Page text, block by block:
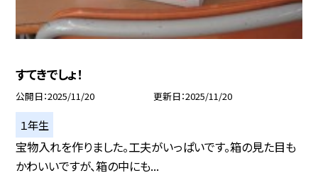
すてきでしょ！
公開日 2025/11/20 更新日 2025/11/20
１年生
宝物入れを作りました。工夫がいっぱいです。箱の見た目も
かわいいですが、箱の中にも...